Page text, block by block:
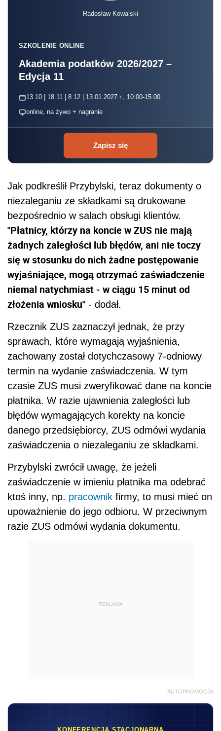
Radosław Kowalski
SZKOLENIE ONLINE
Akademia podatków 2026/2027 –
Edycja 11
13.10 | 18.11 | 8.12 | 13.01.2027 r., 10:00-15:00
online, na żywo + nagranie
Zapisz się
Jak podkreślił Przybylski, teraz dokumenty o
niezaleganiu ze składkami są drukowane
bezpośrednio w salach obsługi klientów.
"Płatnicy, którzy na koncie w ZUS nie mają
żadnych zaległości lub błędów, ani nie toczy
się w stosunku do nich żadne postępowanie
wyjaśniające, mogą otrzymać zaświadczenie
niemal natychmiast - w ciągu 15 minut od
złożenia wniosku" - dodał.
Rzecznik ZUS zaznaczył jednak, że przy
sprawach, które wymagają wyjaśnienia,
zachowany został dotychczasowy 7-odniowy
termin na wydanie zaświadczenia. W tym
czasie ZUS musi zweryfikować dane na koncie
płatnika. W razie ujawnienia zaległości lub
błędów wymagających korekty na koncie
danego przedsiębiorcy, ZUS odmówi wydania
zaświadczenia o niezaleganiu ze składkami.
Przybylski zwrócił uwagę, że jeżeli
zaświadczenie w imieniu płatnika ma odebrać
ktoś inny, np. pracownik firmy, to musi mieć on
upoważnienie do jego odbioru. W przeciwnym
razie ZUS odmówi wydania dokumentu.
REKLAMA
AUTOPROMOCJA